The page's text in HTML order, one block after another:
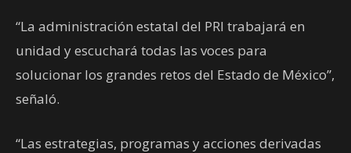
“La administración estatal del PRI trabajará en
unidad y escuchará todas las voces para
solucionar los grandes retos del Estado de México”,
señaló.
“Las estrategias, programas y acciones derivadas